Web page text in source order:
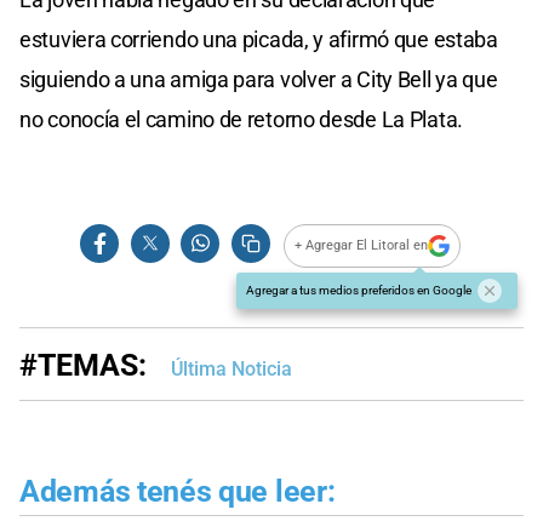
estuviera corriendo una picada, y afirmó que estaba
siguiendo a una amiga para volver a City Bell ya que
no conocía el camino de retorno desde La Plata.
+ Agregar El Litoral en
Agregar a tus medios preferidos en Google
#TEMAS: Última Noticia
Además tenés que leer: